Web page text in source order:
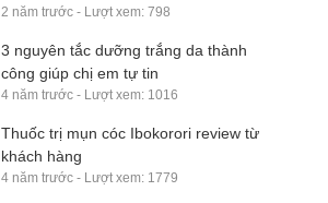
2 năm trước - Lượt xem: 798
3 nguyên tắc dưỡng trắng da thành
công giúp chị em tự tin
4 năm trước - Lượt xem: 1016
Thuốc trị mụn cóc Ibokorori review từ
khách hàng
4 năm trước - Lượt xem: 1779